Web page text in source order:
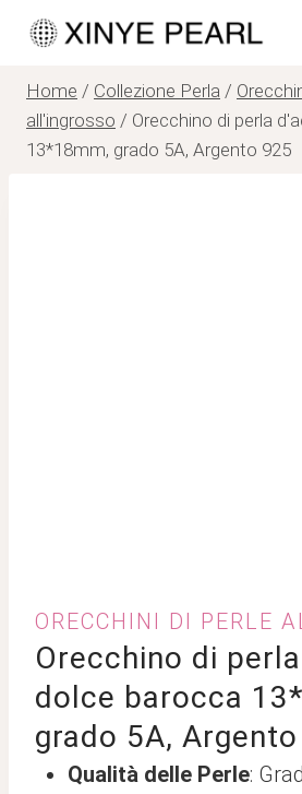
Salta
contenuto
Home / Collezione Perla /
all'ingrosso / Orecchino di perla
13*18mm, grado 5A, Argento 925
ORECCHINI DI PERLE
Orecchino di
dolce barocca
grado 5A,
Qualità delle Perle: